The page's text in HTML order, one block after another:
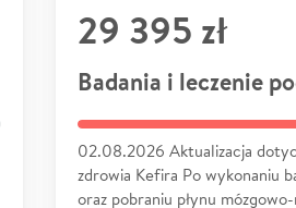
29 395 zł
02.08.2026 Aktualizacja
zdrowia Kefira Po wykonaniu
oraz pobraniu płynu